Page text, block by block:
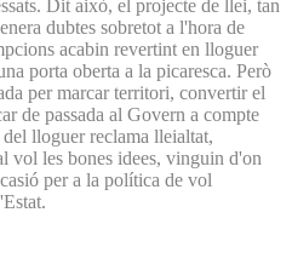
Dit això, el projecte de llei, tan
dubtes sobretot a l'hora de
acabin revertint en lloguer
porta oberta a la picaresca. Però
per marcar territori, convertir el
de passada al Govern a compte
lloguer reclama lleialtat,
vol les bones idees, vinguin d'on
per a la política de vol